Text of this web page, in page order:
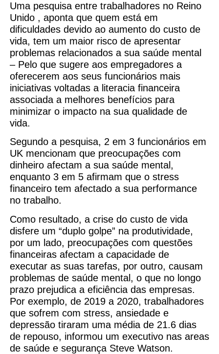
Uma pesquisa entre trabalhadores no Reino
Unido , aponta que quem está em
dificuldades devido ao aumento do custo de
vida, tem um maior risco de apresentar
problemas relacionados a sua saúde mental
– Pelo que sugere aos empregadores a
oferecerem aos seus funcionários mais
iniciativas voltadas a literacia financeira
associada a melhores benefícios para
minimizar o impacto na sua qualidade de
vida.
Segundo a pesquisa, 2 em 3 funcionários em
UK mencionam que preocupações com
dinheiro afectam a sua saúde mental,
enquanto 3 em 5 afirmam que o stress
financeiro tem afectado a sua performance
no trabalho.
Como resultado, a crise do custo de vida
disfere um “duplo golpe” na produtividade,
por um lado, preocupações com questões
financeiras afectam a capacidade de
executar as suas tarefas, por outro, causam
problemas de saúde mental, o que no longo
prazo prejudica a eficiência das empresas.
Por exemplo, de 2019 a 2020, trabalhadores
que sofrem com stress, ansiedade e
depressão tiraram uma média de 21.6 dias
de repouso, informou um executivo nas areas
de saúde e segurança Steve Watson.